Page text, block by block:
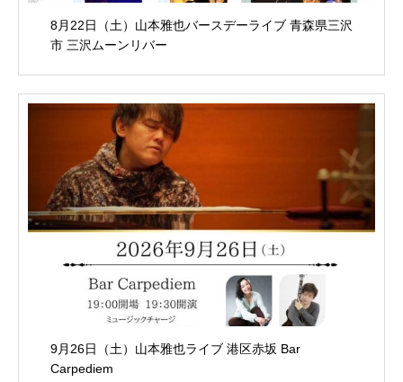
8月22日（土）山本雅也バースデーライブ 青森県三沢
市 三沢ムーンリバー
9月26日（土）山本雅也ライブ 港区赤坂 Bar
Carpediem